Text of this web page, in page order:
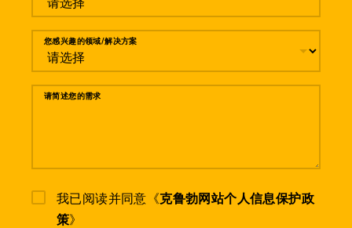
您感兴趣的领域/解决方案
请简述您的需求
我已阅读并同意《克鲁勃网站个人信息保护政
策》